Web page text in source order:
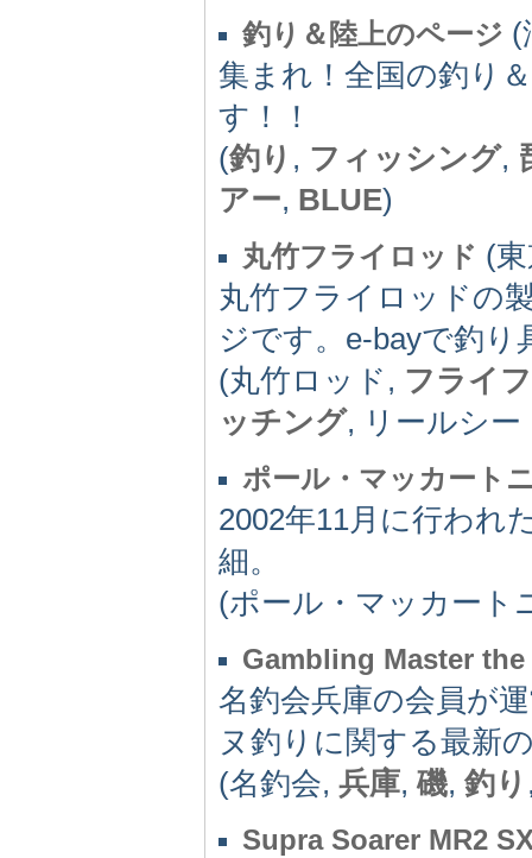
釣り＆陸上のページ (
集まれ！全国の釣り
す！！
(釣り , フィッシング,
アー, BLUE)
丸竹フライロッド (
丸竹フライロッドの
ジです。e-bayで釣
(丸竹ロッド, フライ
ッチング, リールシ
ポール・マッカート
2002年11月に行われ
細。
(ポール・マッカート
Gambling Master
名釣会兵庫の会員が
ヌ釣りに関する最新
(名釣会, 兵庫, 磯, 釣り
Supra Soarer MR2